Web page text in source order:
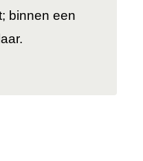
binnen een